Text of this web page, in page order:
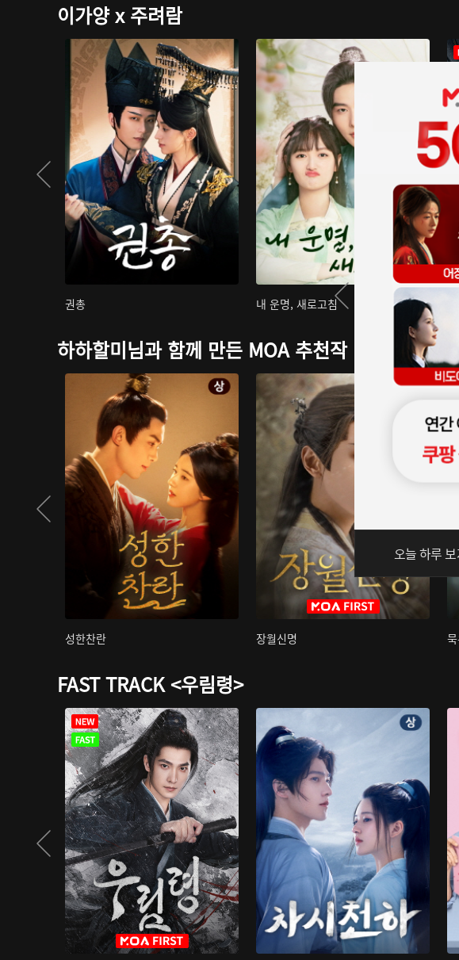
이가양 x 주려람
권총 내 운명, 새로고침
하하할미님과 함께 만든 MOA 추천작
성한찬란 장월신명
FAST TRACK <우림령>
오늘 하루